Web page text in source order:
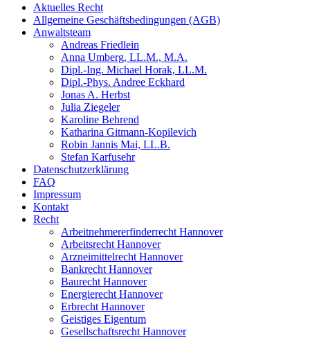
Aktuelles Recht
Allgemeine Geschäftsbedingungen (AGB)
Anwaltsteam
Andreas Friedlein
Anna Umberg, LL.M., M.A.
Dipl.-Ing. Michael Horak, LL.M.
Dipl.-Phys. Andree Eckhard
Jonas A. Herbst
Julia Ziegeler
Karoline Behrend
Katharina Gitmann-Kopilevich
Robin Jannis Mai, LL.B.
Stefan Karfusehr
Datenschutzerklärung
FAQ
Impressum
Kontakt
Recht
Arbeitnehmererfinderrecht Hannover
Arbeitsrecht Hannover
Arzneimittelrecht Hannover
Bankrecht Hannover
Baurecht Hannover
Energierecht Hannover
Erbrecht Hannover
Geistiges Eigentum
Gesellschaftsrecht Hannover